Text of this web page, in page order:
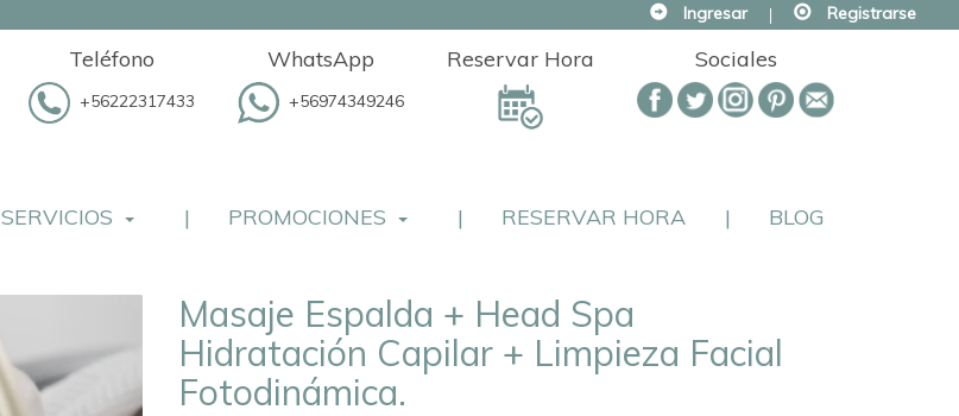
Ingresar | Registrarse
Teléfono
+56222317433
WhatsApp
+56974349246
Reservar Hora Sociales
SERVICIOS | PROMOCIONES | RESERVAR HORA | BLOG
Masaje Espalda + Head Spa
Hidratación Capilar + Limpieza Facial
Fotodinámica.